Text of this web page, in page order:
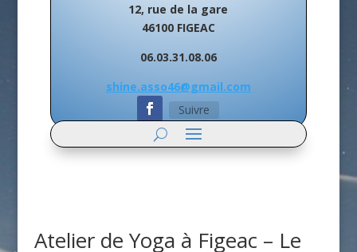
12, rue de la gare
46100 FIGEAC
06.03.31.08.06
shine.asso46@gmail.com
Suivre
Atelier de Yoga à Figeac – Le